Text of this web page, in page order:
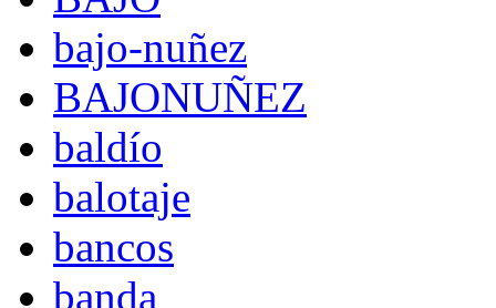
bajo-nuñez
BAJONUÑEZ
baldío
balotaje
bancos
banda